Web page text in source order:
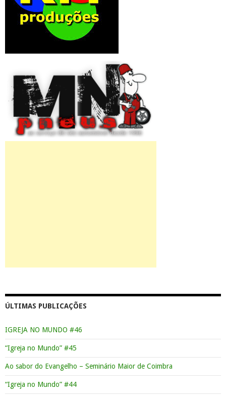
ÚLTIMAS PUBLICAÇÕES
IGREJA NO MUNDO #46
“Igreja no Mundo” #45
Ao sabor do Evangelho – Seminário Maior de Coimbra
“Igreja no Mundo” #44